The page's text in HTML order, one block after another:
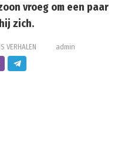
vroeg om een paar
zich.
VERHALEN admin